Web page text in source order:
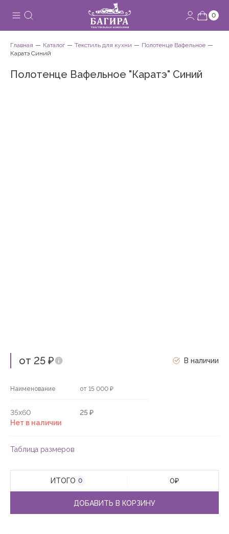
0
Главная Каталог Текстиль для кухни
Полотенце Вафельное
Каратэ Синий
Полотенце Вафельное "Каратэ" Синий
от 25 ₽ В наличии
Наименование от 15 000 ₽
35х60
25 ₽
Нет в наличии
Таблица размеров
ИТОГО 0 0₽
ДОБАВИТЬ В КОРЗИНУ